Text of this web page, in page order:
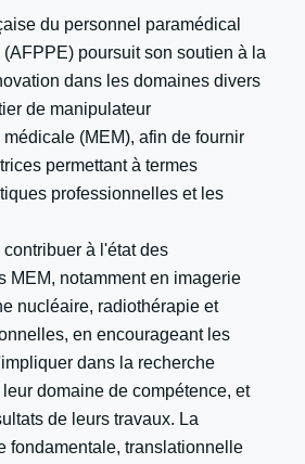
du personnel paramédical
poursuit son soutien à la
dans les domaines divers
de manipulateur
(MEM), afin de fournir
permettant à termes
professionnelles et les
à l'état des
MEM, notamment en imagerie
nucléaire, radiothérapie et
en encourageant les
dans la recherche
domaine de compétence, et
de leurs travaux. La
fondamentale, translationnelle